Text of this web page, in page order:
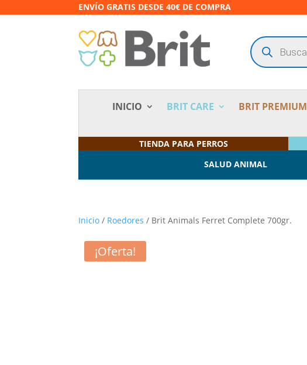
ENVÍO GRATIS DESDE 40€ DE COMPRA
Búsqueda
de
productos
INICIO BRIT CARE BRIT PREMIUM
TIENDA PARA PERROS
SALUD ANIMAL
Inicio / Roedores / Brit Animals Ferret Complete 700gr.
¡Oferta!